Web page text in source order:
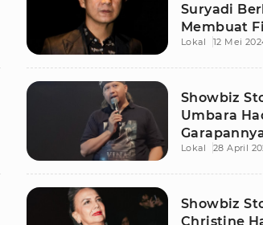
Suryadi
Membuat
Lokal 12 Mei
Showbiz
Umbara
Lokal 28 April
Showbiz
Christine